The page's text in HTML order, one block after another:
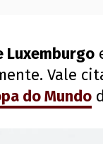
Luxemburgo
Vale
do Mundo